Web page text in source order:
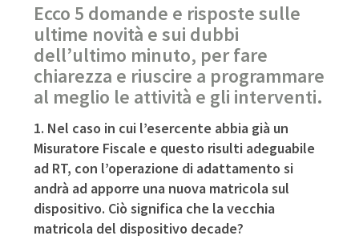
Ecco 5 domande e risposte sulle
ultime novità e sui dubbi
dell’ultimo minuto, per fare
chiarezza e riuscire a programmare
al meglio le attività e gli interventi.
1. Nel caso in cui l’esercente abbia già un
Misuratore Fiscale e questo risulti adeguabile
ad RT, con l’operazione di adattamento si
andrà ad apporre una nuova matricola sul
dispositivo. Ciò significa che la vecchia
matricola del dispositivo decade?